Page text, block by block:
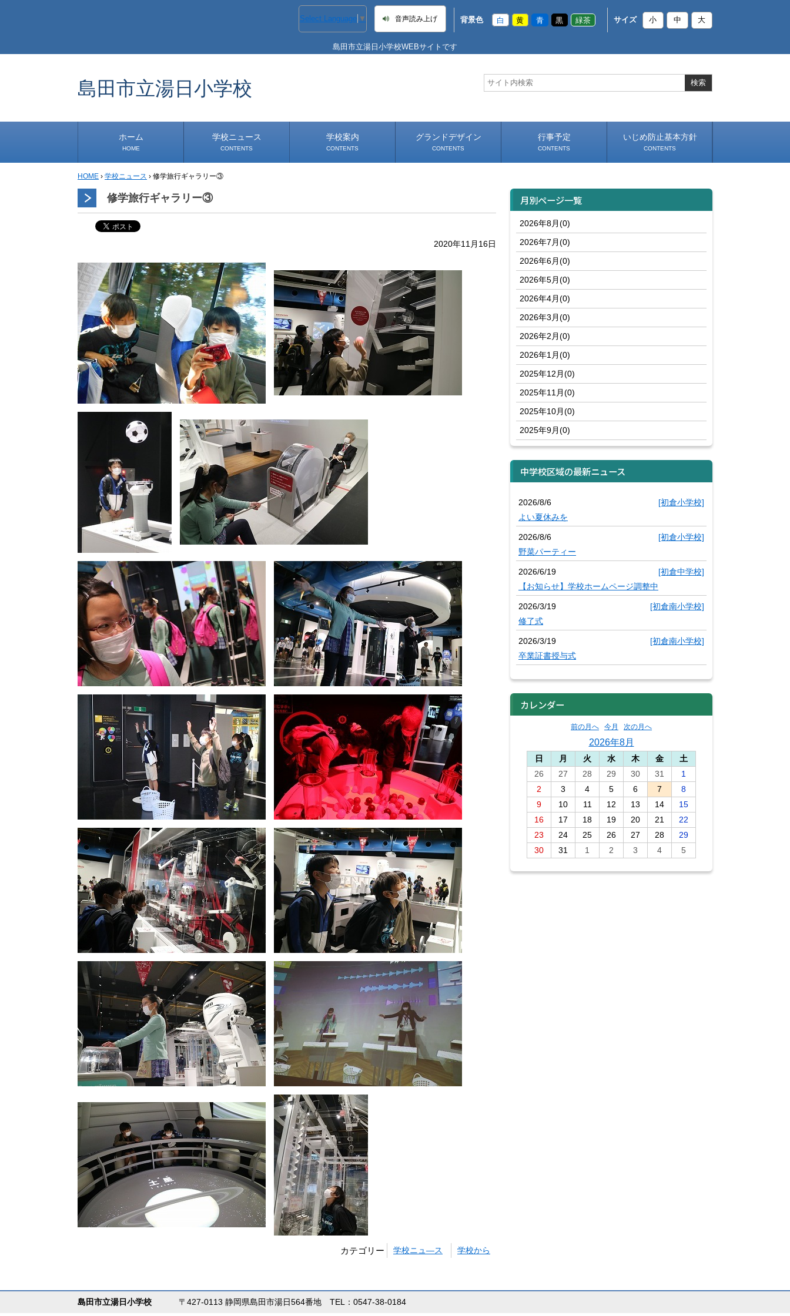
Select Language ▼ 音声読み上げ 背景色 白 黄 青 黒 緑茶 サイズ 小 中 大
島田市立湯日小学校WEBサイトです
島田市立湯日小学校
ホーム
HOME
学校ニュース
CONTENTS
学校から
安心・安全
1年生
2年生
3年生
4年生
5年生
6年生
事務・保健室から
児童会・部活から
研修
小中連携事業
その他
学校案内
CONTENTS
グランドデザイン
CONTENTS
行事予定
CONTENTS
いじめ防止基本方針
CONTENTS
HOME › 学校ニュース › 修学旅行ギャラリー③
修学旅行ギャラリー③
2020年11月16日
カテゴリー 学校ニュ―ス 学校から
月別ページ一覧
2026年8月(0)
2026年7月(0)
2026年6月(0)
2026年5月(0)
2026年4月(0)
2026年3月(0)
2026年2月(0)
2026年1月(0)
2025年12月(0)
2025年11月(0)
2025年10月(0)
2025年9月(0)
中学校区域の最新ニュース
2026/8/6
[初倉小学校]
よい夏休みを
2026/8/6
[初倉小学校]
野菜パーティー
2026/6/19
[初倉中学校]
【お知らせ】学校ホームページ調整中
2026/3/19
[初倉南小学校]
修了式
2026/3/19
[初倉南小学校]
卒業証書授与式
カレンダー
前の月へ 今月 次の月へ
2026年8月
日 月 火 水 木 金
土
26
27 28 29 30 31
1
2
3 4 5 6 7
8
9
10 11 12 13 14
15
16
17 18 19 20 21
22
23
24 25 26 27 28
29
30
31 1 2 3 4 5
島田市立湯日小学校 〒427-0113 静岡県島田市湯日564番地 TEL：0547-38-0184